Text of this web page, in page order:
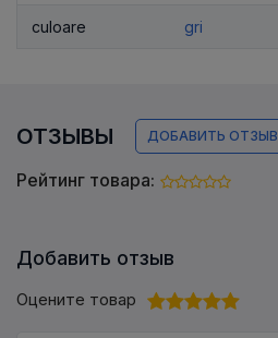
culoare gri
ОТЗЫВЫ ДОБАВИТЬ ОТЗЫВ
Рейтинг товара:
Добавить отзыв
Оцените товар